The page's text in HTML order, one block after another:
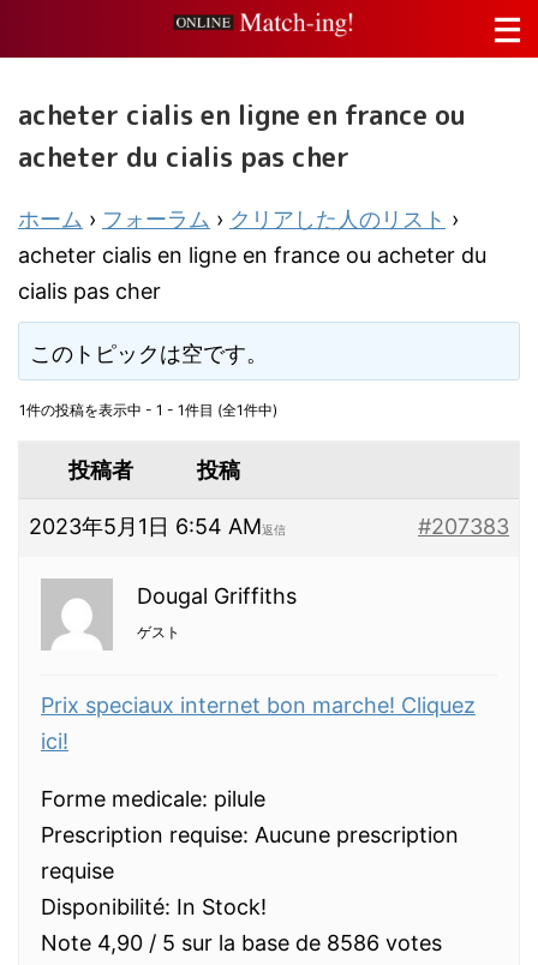
acheter cialis en ligne en france ou
acheter du cialis pas cher
ホーム › フォーラム › クリアした人のリスト ›
acheter cialis en ligne en france ou acheter du
cialis pas cher
このトピックは空です。
1件の投稿を表示中 - 1 - 1件目 (全1件中)
投稿者 投稿
2023年5月1日 6:54 AM #207383
返信
Dougal Griffiths
ゲスト
Prix speciaux internet bon marche! Cliquez
ici!
Forme medicale: pilule
Prescription requise: Aucune prescription
requise
Disponibilité: In Stock!
Note 4,90 / 5 sur la base de 8586 votes